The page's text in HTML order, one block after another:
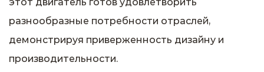
разнообразные потребности отраслей,
демонстрируя приверженность дизайну и
производительности.